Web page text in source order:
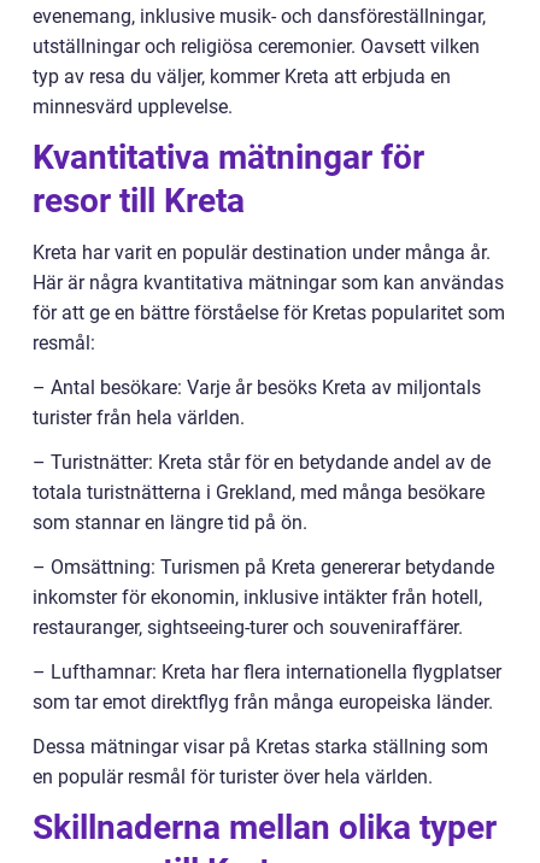
evenemang, inklusive musik- och dansföreställningar,
utställningar och religiösa ceremonier. Oavsett vilken
typ av resa du väljer, kommer Kreta att erbjuda en
minnesvärd upplevelse.
Kvantitativa mätningar för
resor till Kreta
Kreta har varit en populär destination under många år.
Här är några kvantitativa mätningar som kan användas
för att ge en bättre förståelse för Kretas popularitet som
resmål:
– Antal besökare: Varje år besöks Kreta av miljontals
turister från hela världen.
– Turistnätter: Kreta står för en betydande andel av de
totala turistnätterna i Grekland, med många besökare
som stannar en längre tid på ön.
– Omsättning: Turismen på Kreta genererar betydande
inkomster för ekonomin, inklusive intäkter från hotell,
restauranger, sightseeing-turer och souveniraffärer.
– Lufthamnar: Kreta har flera internationella flygplatser
som tar emot direktflyg från många europeiska länder.
Dessa mätningar visar på Kretas starka ställning som
en populär resmål för turister över hela världen.
Skillnaderna mellan olika typer